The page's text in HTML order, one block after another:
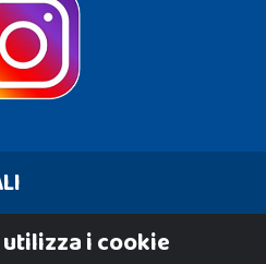
i cookie